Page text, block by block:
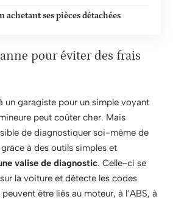
achetant ses pièces détachées
pour éviter des frais
un garagiste pour un simple voyant
peut coûter cher. Mais
de diagnostiquer soi-même de
à des outils simples et
valise de diagnostic. Celle-ci se
la voiture et détecte les codes
être liés au moteur, à l’ABS, à